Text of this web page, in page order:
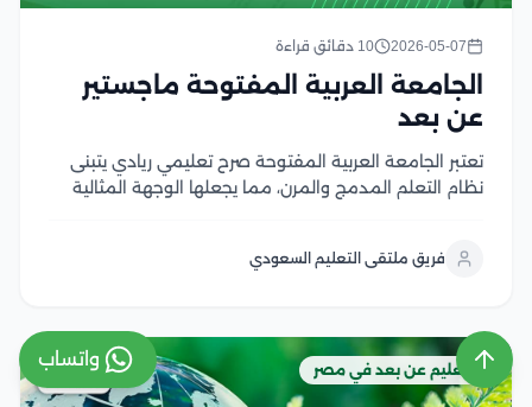
2026-05-07 10 دقائق قراءة
الجامعة العربية المفتوحة ماجستير
عن بعد
تعتبر الجامعة العربية المفتوحة صرح تعليمي ريادي يتبنى
نظام التعلم المدمج والمرن، مما يجعلها الوجهة المثالية
المهنيين والباحثين، من خلال تقديم برامج دراسات...
فريق ملتقى التعليم السعودي
التعليم عن بعد في مصر
واتساب